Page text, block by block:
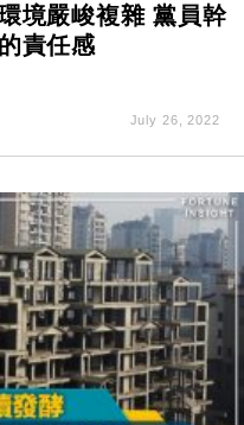
境嚴峻複雜 黨員幹
責任感
July 26, 2022